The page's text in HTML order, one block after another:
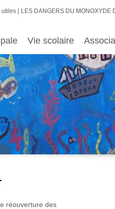
utiles LES DANGERS DU MONOXYDE
Vie scolaire
réouverture des